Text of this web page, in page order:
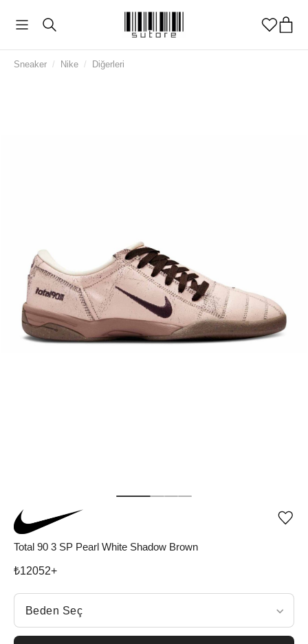
Sneaker / Nike / Diğerleri
Total 90 3 SP Pearl White Shadow Brown
₺12052+
Beden Seç
Beden Seç